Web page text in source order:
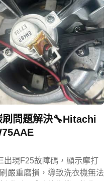
刷問題解決🔧Hitachi
出現F25故障碼，顯示摩打
嚴重磨損，導致洗衣機無法